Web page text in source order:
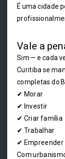
É uma cidade
Vale a
Sim — e cada
Curitiba se
completas do
✔ Morar
✔ Investir
✔ Criar família
✔ Trabalhar
✔ Empreender
Com